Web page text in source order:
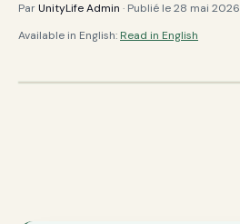
ParUnityLife Admin · Publié le28 mai 2026
Available in English: Read in English